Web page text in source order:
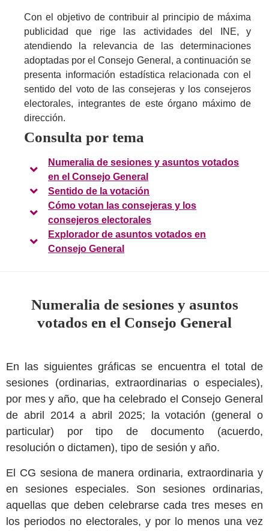
Con el objetivo de contribuir al principio de máxima
publicidad que rige las actividades del INE, y
atendiendo la relevancia de las determinaciones
adoptadas por el Consejo General, a continuación se
presenta información estadística relacionada con el
sentido del voto de las consejeras y los consejeros
electorales, integrantes de este órgano máximo de
dirección.
Consulta por tema
Numeralia de sesiones y asuntos votados
en el Consejo General
Sentido de la votación
Cómo votan las consejeras y los
consejeros electorales
Explorador de asuntos votados en
Consejo General
Numeralia de sesiones y asuntos
votados en el Consejo General
En las siguientes gráficas se encuentra el total de
sesiones (ordinarias, extraordinarias o especiales),
por mes y año, que ha celebrado el Consejo General
de abril 2014 a abril 2025; la votación (general o
particular) por tipo de documento (acuerdo,
resolución o dictamen), tipo de sesión y año.
El CG sesiona de manera ordinaria, extraordinaria y
en sesiones especiales. Son sesiones ordinarias,
aquellas que deben celebrarse cada tres meses en
los periodos no electorales, y por lo menos una vez